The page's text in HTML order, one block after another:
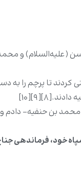
(علیه‌السلام) و
تا پرچم را به دست
بن حنفیه- دادم و
خود، فرماندهی